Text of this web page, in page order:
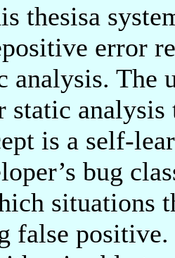
thesisa
error
analysis. The
static
is a self-
bug
situations
false